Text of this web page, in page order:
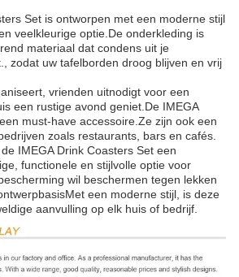
Set is ontworpen met een moderne stijl
veelkleurige optie.De onderkleding is
materiaal dat condens uit je
zodat uw tafelborden droog blijven en vrij
vrienden uitnodigt voor een
een rustige avond geniet.De IMEGA
must-have accessoire.Ze zijn ook een
zoals restaurants, bars en cafés.
IMEGA Drink Coasters Set een
functionele en stijlvolle optie voor
wil beschermen tegen lekken
een moderne stijl, is deze
aanvulling op elk huis of bedrijf.